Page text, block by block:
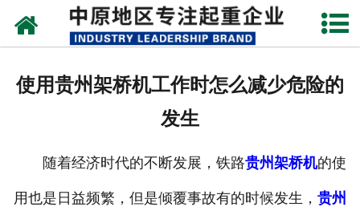
网站首页
使用贵州架桥机工作时怎么减少危险的
发生
随着经济时代的不断发展，铁路贵州架桥机的使
用也是日益频繁，但是倾覆事故有的时候发生， 贵州